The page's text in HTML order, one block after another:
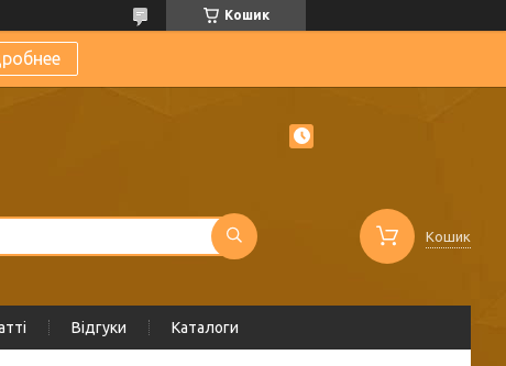
Кошик
Кошик
Відгуки Каталоги